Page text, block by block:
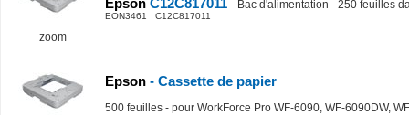
zoom
Epson C12C817011 - Bac d'alimentation - 250 feuilles
EON3461 C12C817011
Epson - Cassette de papier
500 feuilles - pour WorkForce Pro WF-6090, WF-6090DW,